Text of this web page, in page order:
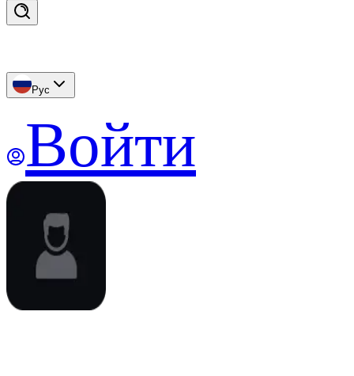
Рус
Войти